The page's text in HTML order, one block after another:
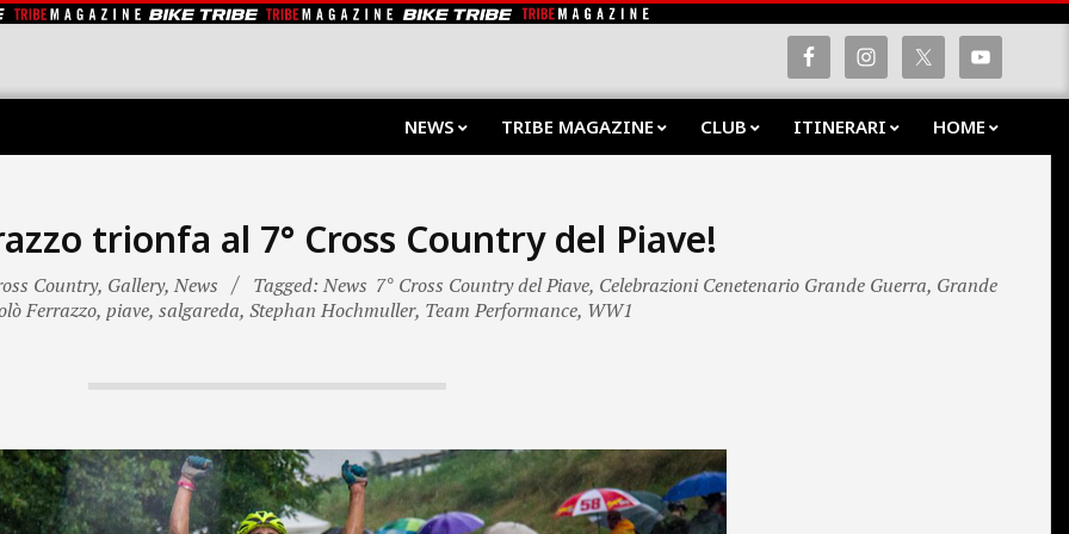
NEWS TRIBE MAGAZINE CLUB ITINERARI HOME
trionfa al 7° Cross Country del Piave!
Country, Gallery, News Tagged: News 7° Cross Country del Piave, Celebrazioni Cenetenario Grande Guerra, Grande
Ferrazzo, piave, salgareda, Stephan Hochmuller, Team Performance, WW1